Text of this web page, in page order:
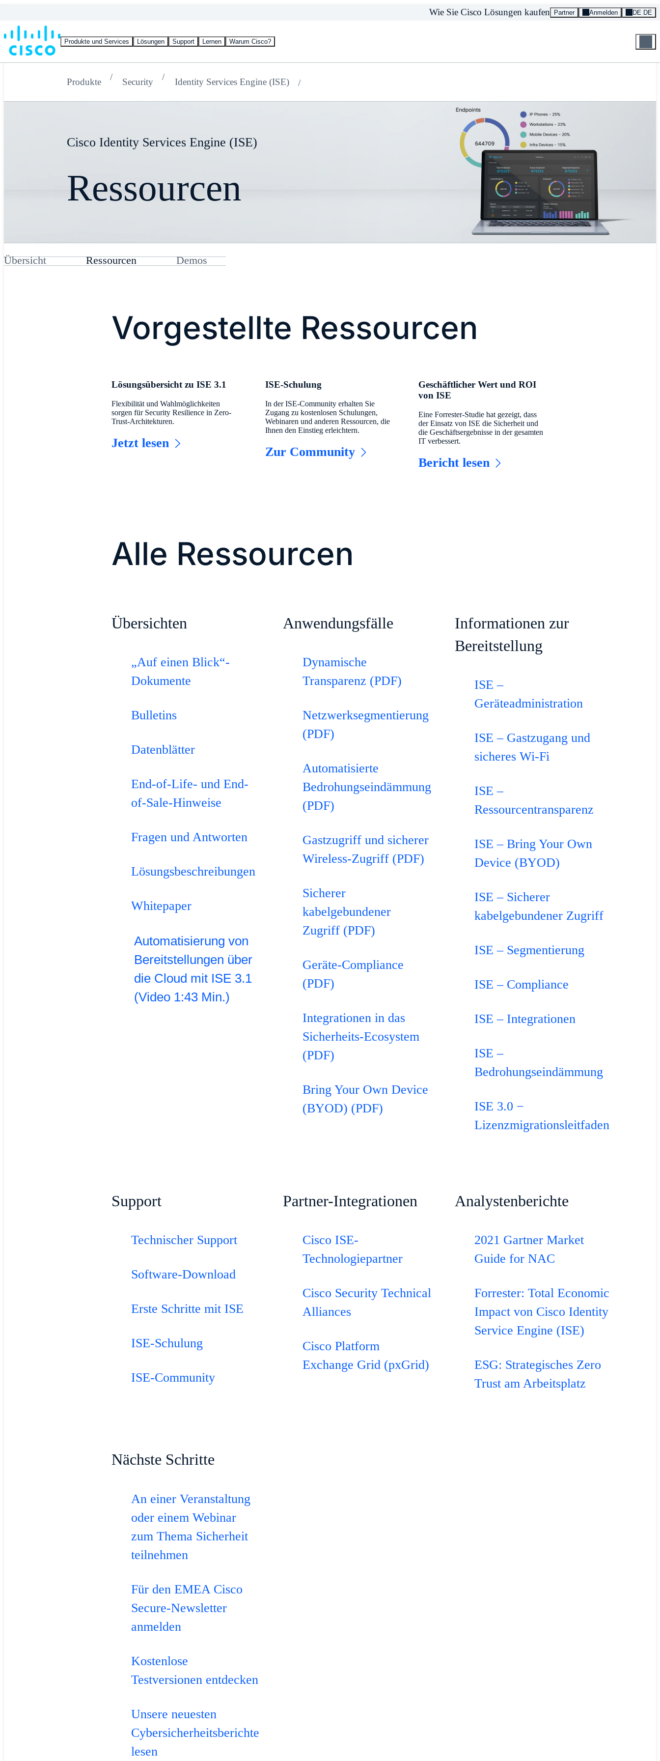
Produkte und Services Lösungen Support Lernen Warum Cisco?
Wie Sie Cisco Lösungen kaufen Partner Anmelden DE DE
Produkte Security Identity Services Engine (ISE)
Cisco Identity Services Engine (ISE)
Ressourcen
Übersicht Ressourcen Demos
Vorgestellte Ressourcen
​Lösungsübersicht zu ISE 3.1
Flexibilität und Wahlmöglichkeiten
sorgen für Security Resilience in Zero-
Trust-Architekturen.
Jetzt lesen
​ISE-Schulung​
In der ISE-Community erhalten Sie
Zugang zu kostenlosen Schulungen,
Webinaren und anderen Ressourcen, die
Ihnen den Einstieg erleichtern.
​Zur Community​
Geschäftlicher Wert und ROI
von ISE
​Eine Forrester-Studie hat gezeigt, dass
der Einsatz von ISE die Sicherheit und
die Geschäftsergebnisse in der gesamten
IT verbessert.
Bericht lesen
Alle Ressourcen
Übersichten
„Auf einen Blick“-
Dokumente
Bulletins
Datenblätter
End-of-Life- und End-
of-Sale-Hinweise
Fragen und Antworten
Lösungsbeschreibungen
Whitepaper
Automatisierung von
Bereitstellungen über
die Cloud mit ISE 3.1
(Video 1:43 Min.)
Anwendungsfälle
Dynamische
Transparenz (PDF)
Netzwerksegmentierung
(PDF)
Automatisierte
Bedrohungseindämmung
(PDF)
Gastzugriff und sicherer
Wireless-Zugriff (PDF)
Sicherer
kabelgebundener
Zugriff (PDF)
Geräte-Compliance
(PDF)
Integrationen in das
Sicherheits-Ecosystem
(PDF)
Bring Your Own Device
(BYOD) (PDF)
Informationen zur
Bereitstellung
ISE –
Geräteadministration
ISE – Gastzugang und
sicheres Wi-Fi
ISE –
Ressourcentransparenz
ISE – Bring Your Own
Device (BYOD)
ISE – Sicherer
kabelgebundener Zugriff
ISE – Segmentierung
ISE – Compliance
ISE – Integrationen
ISE –
Bedrohungseindämmung
ISE 3.0 −
Lizenzmigrationsleitfaden
Support
Technischer Support
Software-Download
Erste Schritte mit ISE
ISE-Schulung
ISE-Community
Partner-Integrationen
Cisco ISE-
Technologiepartner
Cisco Security Technical
Alliances
Cisco Platform
Exchange Grid (pxGrid)
Analystenberichte
2021 Gartner Market
Guide for NAC
Forrester: Total Economic
Impact von Cisco Identity
Service Engine (ISE)
ESG: Strategisches Zero
Trust am Arbeitsplatz
Nächste Schritte
An einer Veranstaltung
oder einem Webinar
zum Thema Sicherheit
teilnehmen
Für den EMEA Cisco
Secure-Newsletter
anmelden
Kostenlose
Testversionen entdecken
Unsere neuesten
Cybersicherheitsberichte
lesen